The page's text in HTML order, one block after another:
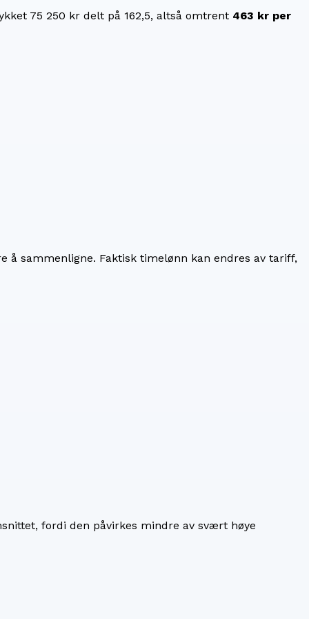
75 250 kr delt på 162,5, altså omtrent 463 kr per
å sammenligne. Faktisk timelønn kan endres av tariff,
fordi den påvirkes mindre av svært høye